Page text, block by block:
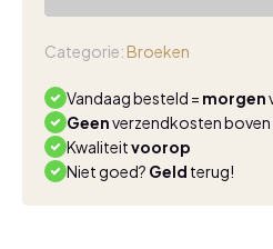
black
Categorie: Broeken
Vandaag besteld = morgen
Geenverzendkosten
Kwaliteitvoorop
Niet goed? Geld terug!